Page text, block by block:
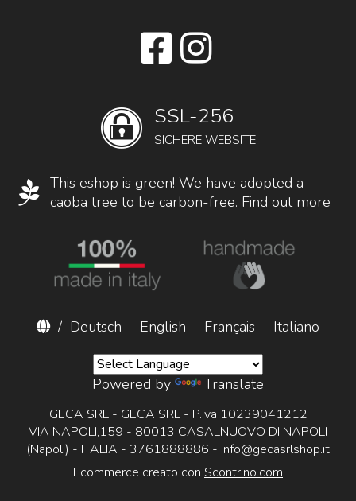
SSL-256
SICHERE WEBSITE
This eshop is green! We have adopted a
caoba tree to be carbon-free. Find out more
/ Deutsch - English - Français - Italiano
Powered by Translate
GECA SRL - GECA SRL - P.Iva 10239041212
VIA NAPOLI,159 - 80013 CASALNUOVO DI NAPOLI
(Napoli) - ITALIA - 3761888886 - info@gecasrlshop.it
Ecommerce creato con Scontrino.com